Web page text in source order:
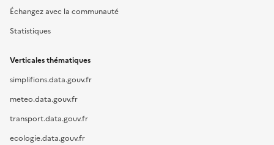
Échangez avec la communauté
Statistiques
Verticales thématiques
simplifions.data.gouv.fr
meteo.data.gouv.fr
transport.data.gouv.fr
ecologie.data.gouv.fr